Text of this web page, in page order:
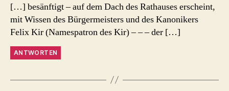
[…] besänftigt – auf dem Dach des Rathauses erscheint,
mit Wissen des Bürgermeisters und des Kanonikers
Felix Kir (Namespatron des Kir) – – – der […]
ANTWORTEN